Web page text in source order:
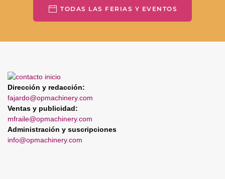
TODAS LAS FERIAS Y EVENTOS
Dirección y redacción:
fajardo@opmachinery.com
Ventas y publicidad:
mfraile@opmachinery.com
Administración y suscripciones
info@opmachinery.com